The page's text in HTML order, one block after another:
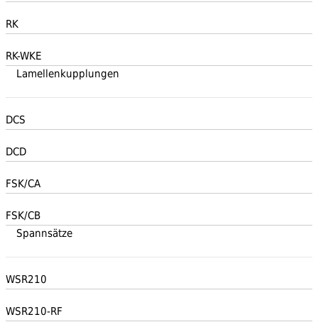
RK
RK-WKE
Lamellenkupplungen
DCS
DCD
FSK/CA
FSK/CB
Spannsätze
WSR210
WSR210-RF